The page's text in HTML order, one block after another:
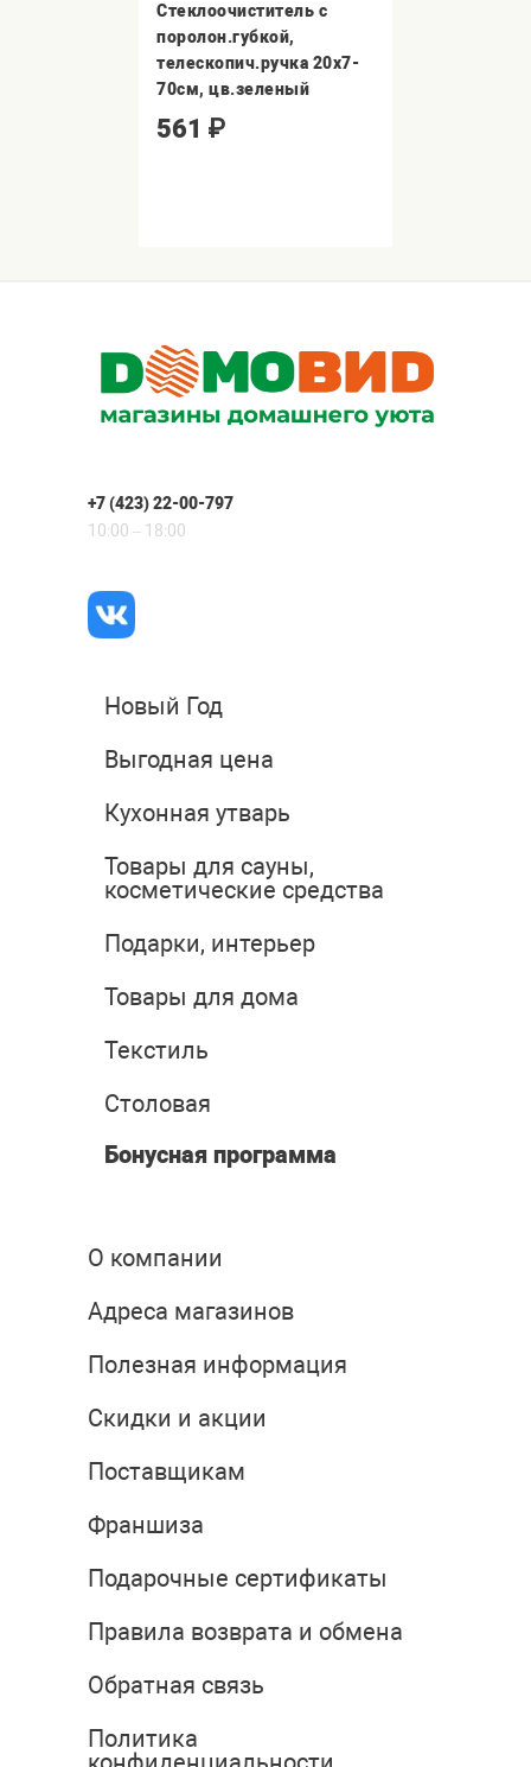
Стеклоочиститель с
поролон.губкой,
телескопич.ручка 20х7-
70см, цв.зеленый
561 ₽
+7 (423) 22-00-797
10:00 – 18:00
Новый Год
Выгодная цена
Кухонная утварь
Товары для сауны,
косметические средства
Подарки, интерьер
Товары для дома
Текстиль
Столовая
Бонусная программа
О компании
Адреса магазинов
Полезная информация
Скидки и акции
Поставщикам
Франшиза
Подарочные сертификаты
Правила возврата и обмена
Обратная связь
Политика